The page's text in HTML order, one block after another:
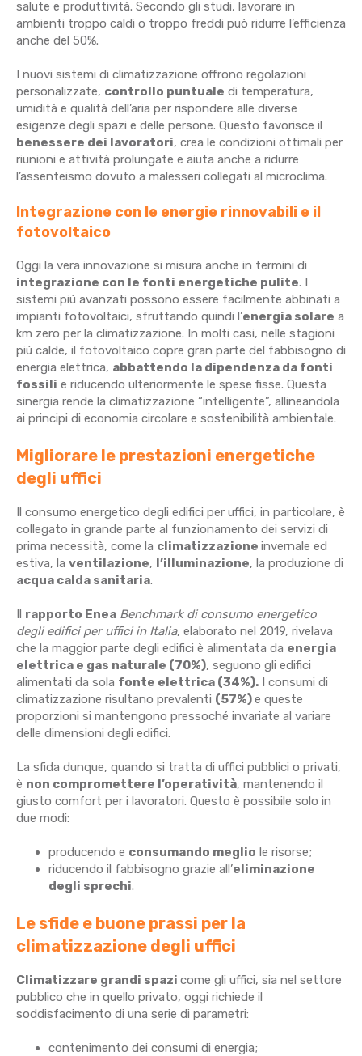
salute e produttività. Secondo gli studi, lavorare in
ambienti troppo caldi o troppo freddi può ridurre l’efficienza
anche del 50%.
I nuovi sistemi di climatizzazione offrono regolazioni
personalizzate, controllo puntuale di temperatura,
umidità e qualità dell’aria per rispondere alle diverse
esigenze degli spazi e delle persone. Questo favorisce il
benessere dei lavoratori, crea le condizioni ottimali per
riunioni e attività prolungate e aiuta anche a ridurre
l’assenteismo dovuto a malesseri collegati al microclima.
Integrazione con le energie rinnovabili e il
fotovoltaico
Oggi la vera innovazione si misura anche in termini di
integrazione con le fonti energetiche pulite. I
sistemi più avanzati possono essere facilmente abbinati a
impianti fotovoltaici, sfruttando quindi l’energia solare a
km zero per la climatizzazione. In molti casi, nelle stagioni
più calde, il fotovoltaico copre gran parte del fabbisogno di
energia elettrica, abbattendo la dipendenza da fonti
fossili e riducendo ulteriormente le spese fisse. Questa
sinergia rende la climatizzazione “intelligente”, allineandola
ai principi di economia circolare e sostenibilità ambientale.
Migliorare le prestazioni energetiche
degli uffici
Il consumo energetico degli edifici per uffici, in particolare, è
collegato in grande parte al funzionamento dei servizi di
prima necessità, come la climatizzazione invernale ed
estiva, la ventilazione, l’illuminazione, la produzione di
acqua calda sanitaria.
Il rapporto Enea Benchmark di consumo energetico
degli edifici per uffici in Italia, elaborato nel 2019, rivelava
che la maggior parte degli edifici è alimentata da energia
elettrica e gas naturale (70%), seguono gli edifici
alimentati da sola fonte elettrica (34%). I consumi di
climatizzazione risultano prevalenti (57%)e queste
proporzioni si mantengono pressoché invariate al variare
delle dimensioni degli edifici.
La sfida dunque, quando si tratta di uffici pubblici o privati,
è non compromettere l’operatività, mantenendo il
giusto comfort per i lavoratori. Questo è possibile solo in
due modi:
producendo e consumando meglio le risorse;
riducendo il fabbisogno grazie all’eliminazione
degli sprechi.
Le sfide e buone prassi per la
climatizzazione degli uffici
Climatizzare grandi spazi come gli uffici, sia nel settore
pubblico che in quello privato, oggi richiede il
soddisfacimento di una serie di parametri:
contenimento dei consumi di energia;